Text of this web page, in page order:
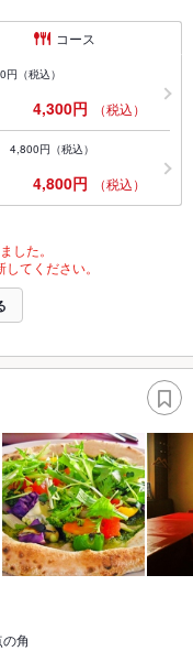
コース
（税込）
4,300円 （税込）
円（税込）
4,800円 （税込）
した。
てください。
角